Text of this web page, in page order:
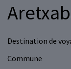
Destination de
Commune